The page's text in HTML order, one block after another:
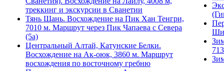
треккинг и экскурсии в Сванетии
Тянь Шань. Восхождение на Пик Хан Тенгри,
7010 м. Маршрут через Пик Чапаева с Севера
(5а)
Центральный Алтай, Катунские Белки.
Восхождение на Ак-оюк, 3860 м. Маршрут
восхождения по восточному гребню